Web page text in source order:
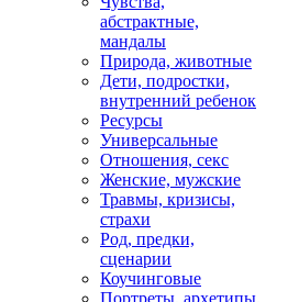
абстрактные,
мандалы
Природа, животные
Дети, подростки,
внутренний ребенок
Ресурсы
Универсальные
Отношения, секс
Женские, мужские
Травмы, кризисы,
страхи
Род, предки,
сценарии
Коучинговые
Портреты, архетипы,